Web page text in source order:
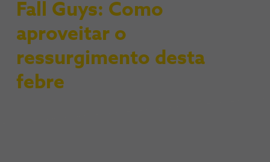
Fall Guys: Como
aproveitar o
ressurgimento desta
febre